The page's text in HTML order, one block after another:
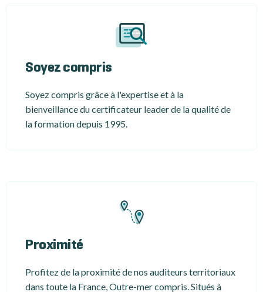
Soyez compris
Soyez compris grâce à l'expertise et à la
bienveillance du certificateur leader de la qualité de
la formation depuis 1995.
Proximité
Profitez de la proximité de nos auditeurs territoriaux
dans toute la France, Outre-mer compris. Situés à